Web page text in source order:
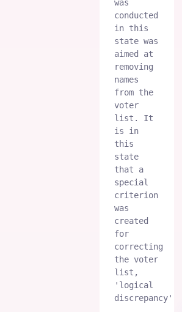
was
conducted
in this
state was
aimed at
removing
names
from the
voter
list. It
is in
this
state
that a
special
criterion
was
created
for
correcting
the voter
list,
'logical
discrepancy'."